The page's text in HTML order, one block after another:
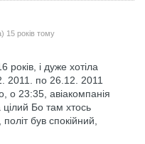
15 років тому
років, і дуже хотіла
2011. по 26.12. 2011
о 23:35, авіакомпанія
Бо там хтось
був спокійний,